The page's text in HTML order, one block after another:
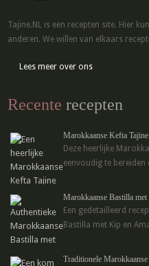
Tajine.NL is een recepten site. Hier
anderen. We willen van elkaars
Lees meer over ons
Recente recepten
Marokkaanse Kefta
Deze heerlijke
eenvoudig te
Marokkaanse Bastilla met
Een gedetailleerd
Bastilla met Kip en
Traditionele